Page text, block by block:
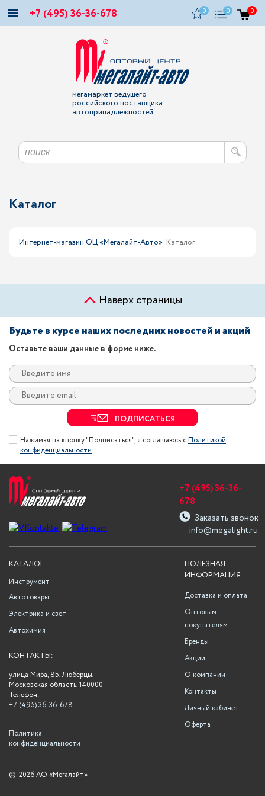
+7 (495) 36-36-678 0 0 0
мегамаркет ведущего
российского поставщика
автопринадлежностей
Каталог
Интернет-магазин ОЦ «Мегалайт-Авто» Каталог
Наверх страницы
Будьте в курсе наших последних новостей и акций
Оставьте ваши данные в форме ниже.
ПОДПИСАТЬСЯ
Нажимая на кнопку "Подписаться", я соглашаюсь сПолитикой
конфиденциальности
info@megalight.ru
+7 (495) 36-36-
678
Заказать звонок
ПОЛЕЗНАЯ
ИНФОРМАЦИЯ:
Доставка и оплата
Оптовым
покупателям
Бренды
Акции
О компании
Контакты
Личный кабинет
Оферта
КАТАЛОГ:
Инструмент
Автотовары
Электрика и свет
Автохимия
КОНТАКТЫ:
улица Мира, 8Б, Люберцы,
Московская область, 140000
Телефон:
+7 (495) 36-36-678
Политика
конфиденциальности
© 2026 АО «Мегалайт»